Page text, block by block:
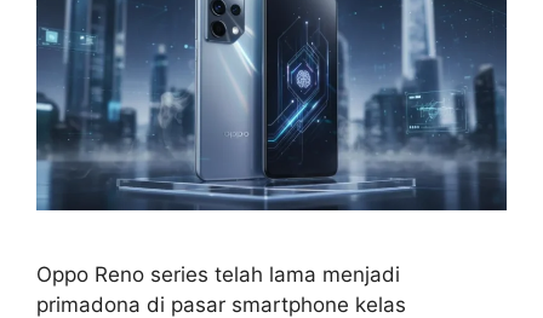
Oppo Reno series telah lama menjadi
primadona di pasar smartphone kelas